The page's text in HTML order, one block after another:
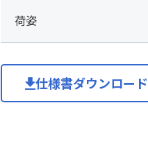
荷姿
仕様書ダウンロード